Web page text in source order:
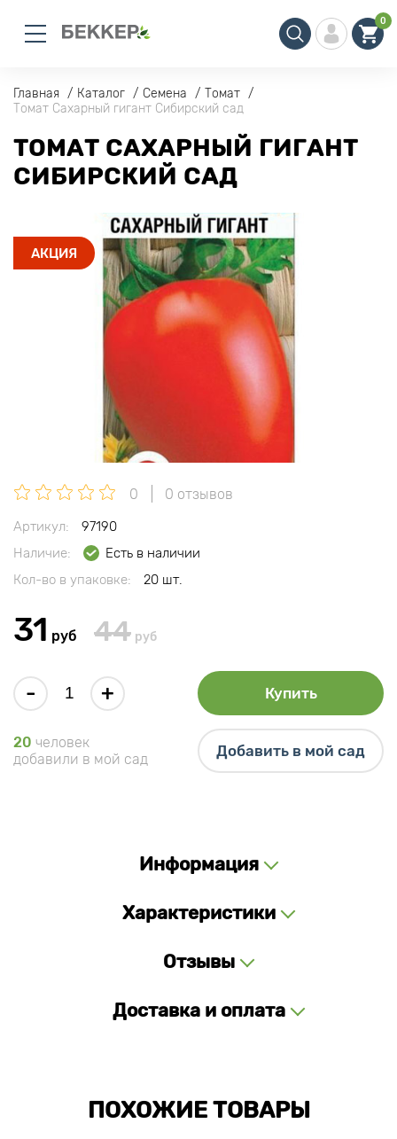
0
Главная Каталог Семена
Томат
Томат Сахарный гигант Сибирский сад
ТОМАТ САХАРНЫЙ ГИГАНТ
СИБИРСКИЙ САД
АКЦИЯ
0 0 отзывов
Артикул:
97190
Наличие:
Есть в наличии
Кол-во в упаковке:
20 шт.
31 руб 44 руб
- + Купить
20 человек
добавили в мой сад
Добавить в мой сад
Информация
Характеристики
Отзывы
Доставка и оплата
ПОХОЖИЕ ТОВАРЫ